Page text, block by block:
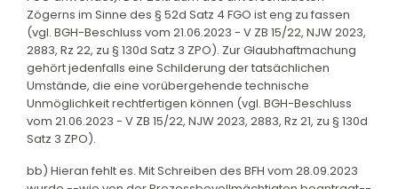
Zögerns im Sinne des § 52d Satz 4 FGO ist eng zu fassen
(vgl. BGH-Beschluss vom 21.06.2023 - V ZB 15/22, NJW 2023,
2883, Rz 22, zu § 130d Satz 3 ZPO). Zur Glaubhaftmachung
gehört jedenfalls eine Schilderung der tatsächlichen
Umstände, die eine vorübergehende technische
Unmöglichkeit rechtfertigen können (vgl. BGH-Beschluss
vom 21.06.2023 - V ZB 15/22, NJW 2023, 2883, Rz 21, zu § 130d
Satz 3 ZPO).
bb) Hieran fehlt es. Mit Schreiben des BFH vom 28.09.2023